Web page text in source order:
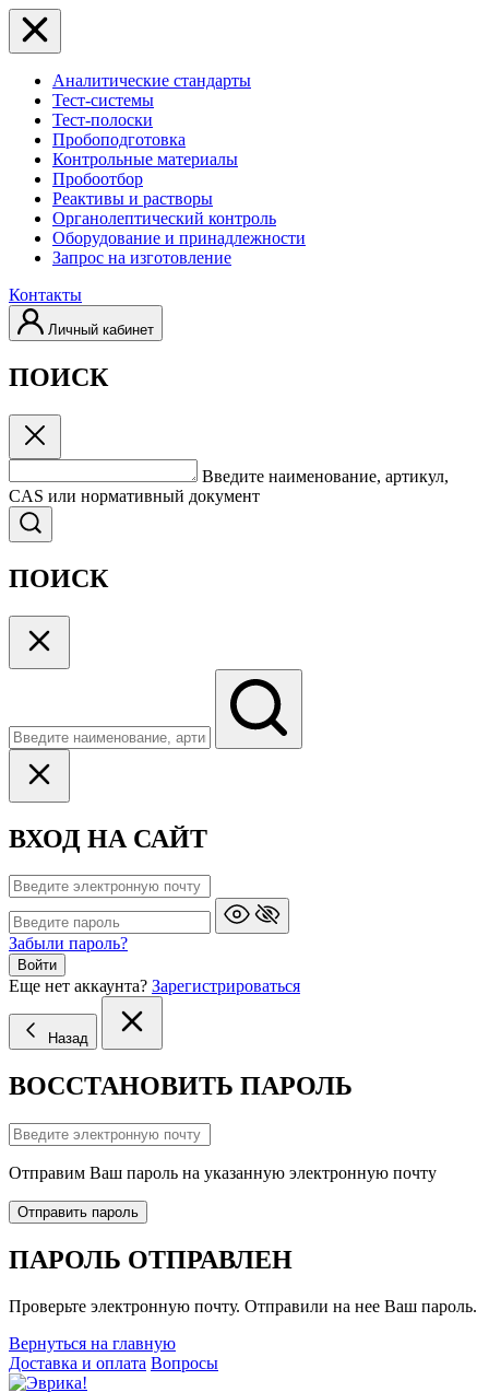
Аналитические стандарты
Тест-системы
Тест-полоски
Пробоподготовка
Контрольные материалы
Пробоотбор
Реактивы и растворы
Органолептический контроль
Оборудование и принадлежности
Запрос на изготовление
Контакты
Личный кабинет
ПОИСК
Введите наименование, артикул,
CAS или нормативный документ
ПОИСК
ВХОД НА САЙТ
Забыли пароль?
Войти
Еще нет аккаунта? Зарегистрироваться
Назад
ВОССТАНОВИТЬ ПАРОЛЬ
Отправим Ваш пароль на указанную электронную почту
Отправить пароль
ПАРОЛЬ ОТПРАВЛЕН
Проверьте электронную почту. Отправили на нее Ваш пароль.
Вернуться на главную
Доставка и оплата Вопросы